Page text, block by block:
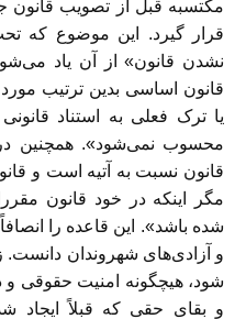
مکتسبه قبل از تصویب قانون
قرار گیرد. این موضوع که
نشدن قانون» از آن یاد
قانون اساسی بدین ترتیب
یا ترک فعلی به استناد
محسوب نمی‌شود». همچنین
قانون نسبت به آتیه است و
مگر اینکه در خود قانون
شده باشد». این قاعده را
و آزادی‌های شهروندان دانست.
شود، هیچگونه امنیت حقوقی و
و بقای حقی که قبلاً ایجاد